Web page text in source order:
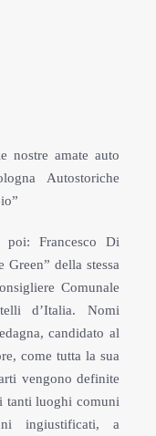
nostre amate auto
Autostoriche
poi: Francesco Di
Green” della stessa
Comunale
d’Italia. Nomi
candidato al
come tutta la sua
vengono definite
tanti luoghi comuni
ingiustificati, a